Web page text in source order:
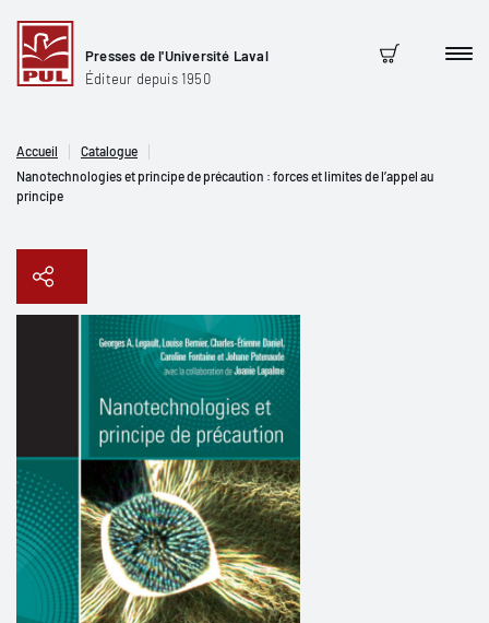
Presses de l'Université Laval
Éditeur depuis 1950
Panier
Accueil
Catalogue
Nanotechnologies et principe de précaution : forces et limites de l’appel au
principe
Copier le lien